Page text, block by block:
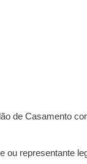
de Casamento
ou representante